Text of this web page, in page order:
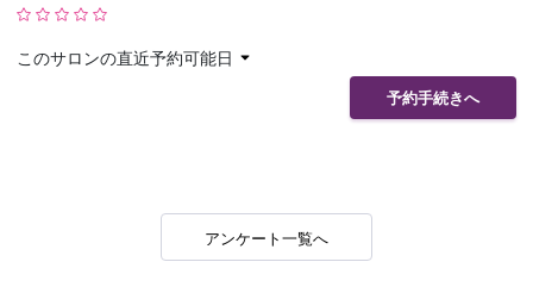
このサロンの直近予約可能日
予約手続きへ
アンケート一覧へ